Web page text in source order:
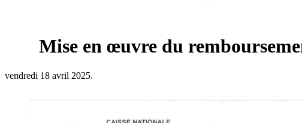
Mise en œuvre du
vendredi 18 avril 2025.